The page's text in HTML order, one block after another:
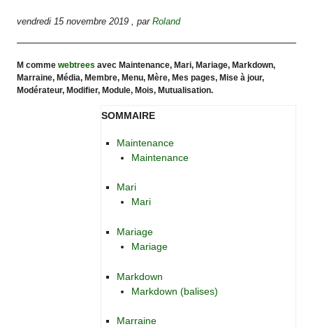
vendredi 15 novembre 2019 ,parRoland
M commewebtrees avec Maintenance, Mari, Mariage, Markdown,
Marraine, Média, Membre, Menu, Mère, Mes pages, Mise à jour,
Modérateur, Modifier, Module, Mois, Mutualisation.
SOMMAIRE
Maintenance
Maintenance
Mari
Mari
Mariage
Mariage
Markdown
Markdown (balises)
Marraine